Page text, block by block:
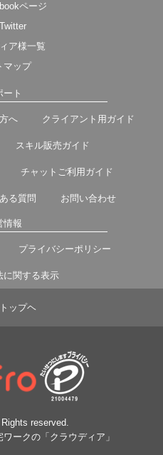
ページ
ア様一覧
マップ
ート
へ クライアント用ガイド
スキル販売ガイド
チャットご利用ガイド
る質問 お問い合わせ
情報
プライバシーポリシー
に関する表示
ップヘ
reserved.
ークの「クラウディア」